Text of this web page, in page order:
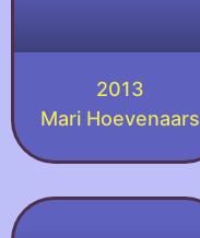
2013
Mari Hoevenaars